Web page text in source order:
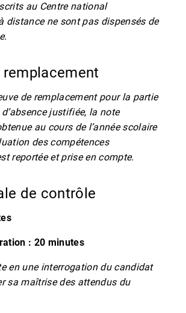
au Centre national
distance ne sont pas dispensés de
remplacement
de remplacement pour la partie
justifiée, la note
au cours de l’année scolaire
des compétences
reportée et prise en compte.
de contrôle
: 20 minutes
en une interrogation du candidat
sa maîtrise des attendus du